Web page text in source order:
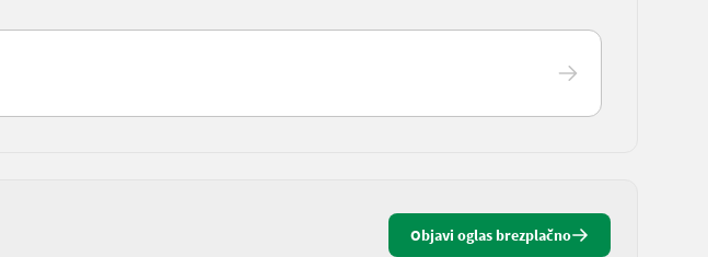
Objavi oglas brezplačno